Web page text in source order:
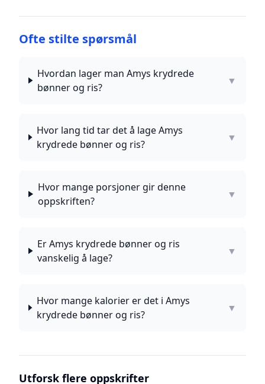
Ofte stilte spørsmål
Hvordan lager man Amys krydrede
bønner og ris?
▼
Hvor lang tid tar det å lage Amys
krydrede bønner og ris?
▼
Hvor mange porsjoner gir denne
oppskriften?
▼
Er Amys krydrede bønner og ris
vanskelig å lage?
▼
Hvor mange kalorier er det i Amys
krydrede bønner og ris?
▼
Utforsk flere oppskrifter